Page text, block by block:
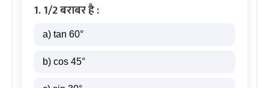
1. 1/2 बराबर है :
a) tan 60°
b) cos 45°